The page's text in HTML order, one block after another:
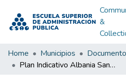
&
Home Municipios
Plan Indicativo Albania Santander 2008-2011: PI Albania Santander 2008-2011